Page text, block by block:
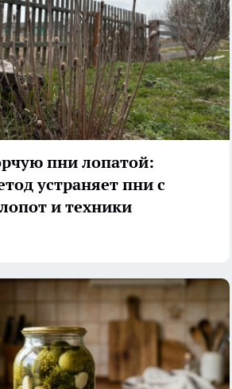
пни лопатой:
устраняет пни с
и техники